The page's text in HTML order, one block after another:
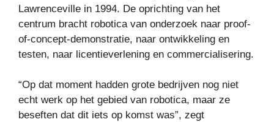
Lawrenceville in 1994. De oprichting van het
centrum bracht robotica van onderzoek naar proof-
of-concept-demonstratie, naar ontwikkeling en
testen, naar licentieverlening en commercialisering.
“Op dat moment hadden grote bedrijven nog niet
echt werk op het gebied van robotica, maar ze
beseften dat dit iets op komst was”, zegt